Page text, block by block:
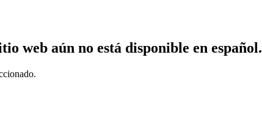
web aún no está disponible en español.